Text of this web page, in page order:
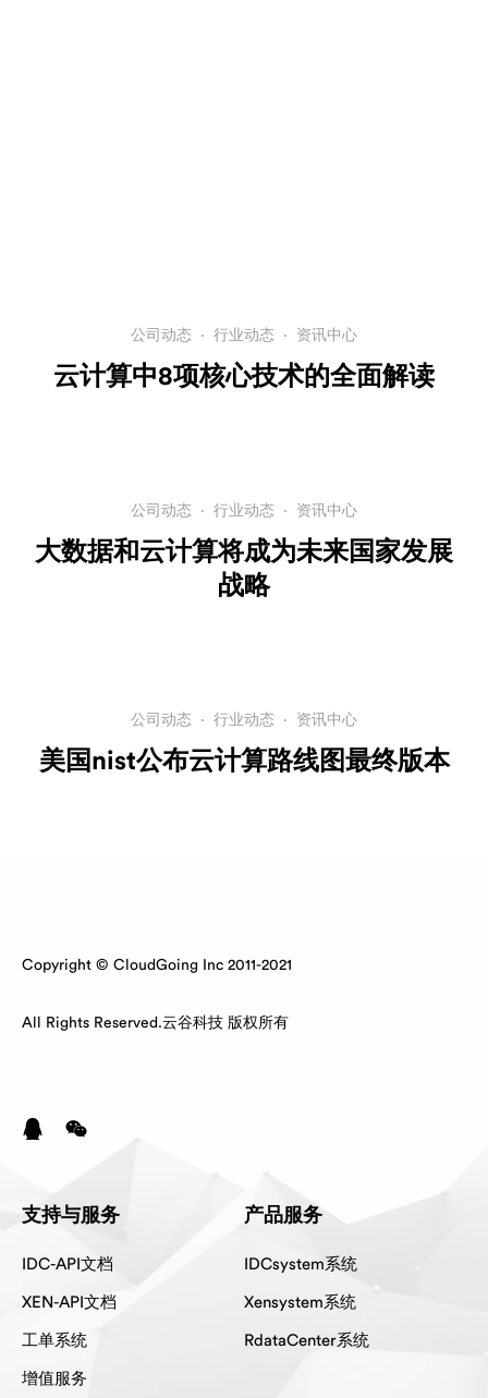
公司动态 · 行业动态 · 资讯中心
云计算中8项核心技术的全面解读
公司动态 · 行业动态 · 资讯中心
大数据和云计算将成为未来国家发展
战略
公司动态 · 行业动态 · 资讯中心
美国nist公布云计算路线图最终版本
Copyright © CloudGoing Inc 2011-2021
All Rights Reserved.云谷科技 版权所有
支持与服务
IDC-API文档
XEN-API文档
工单系统
增值服务
产品服务
IDCsystem系统
Xensystem系统
RdataCenter系统